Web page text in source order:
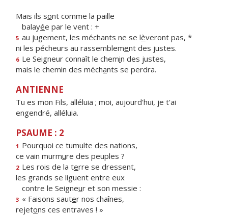
Mais ils sont comme la paille
balayée par le vent : +
5 au jugement, les méchants ne se lèveront pas, *
ni les pécheurs au rassemblement des justes.
6 Le Seigneur connaît le chemin des justes,
mais le chemin des méchants se perdra.
ANTIENNE
Tu es mon Fils, alléluia ; moi, aujourd'hui, je t'ai
engendré, alléluia.
PSAUME : 2
1 Pourquoi ce tumulte des nations,
ce vain murmure des peuples ?
2 Les rois de la terre se dressent,
les grands se liguent entre eux
contre le Seigneur et son messie :
3 « Faisons sauter nos chaînes,
rejetons ces entraves ! »